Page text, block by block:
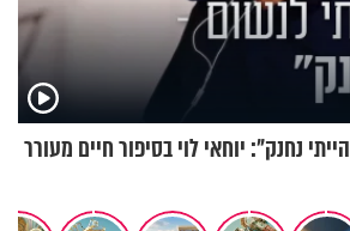
נחנק": יוחאי לוי בסיפור חיים מעורר